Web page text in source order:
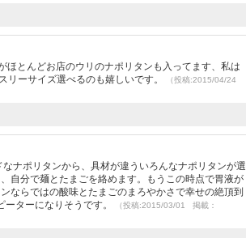
とんどお店のウリのナポリタンも入ってます、私は
リーサイズ選べるのも嬉しいです。
（投稿:2015/04/24
ナポリタンから、具材が違ういろんなナポリタンが選
自分で麺とたまごを絡めます。もうこの時点で胃液が
ならではの酸味とたまごのまろやかさで幸せの絶頂到
ターになりそうです。
（投稿:2015/03/01 掲載：